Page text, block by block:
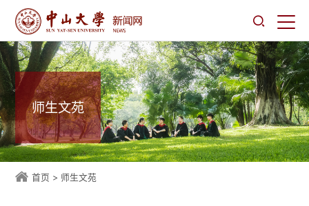
师生文苑
首页 > 师生文苑